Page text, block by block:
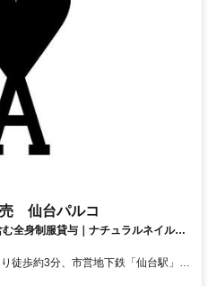
仙台パルコ
全身制服貸与｜ナチュラルネイル＆
徒歩約3分、市営地下鉄「仙台駅」よ